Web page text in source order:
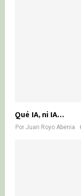
Qué IA, ni IA…
Por Juan Royo Abenia